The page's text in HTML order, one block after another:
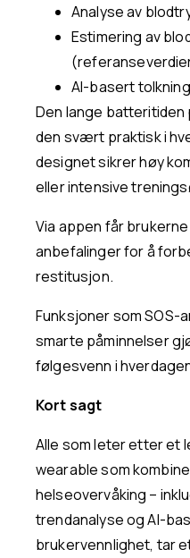
Analyse av
Estimering av
AI-basert
Den lange batteritiden
den svært praktisk i
designet sikrer høy
eller intensive
Via appen får
anbefalinger for å
restitusjon.
Funksjoner som SOS-
smarte påminnelser
følgesvenn i
Kort sagt
Alle som leter etter et
wearable som
helseovervåking –
trendanalyse og AI-
brukervennlighet, tar